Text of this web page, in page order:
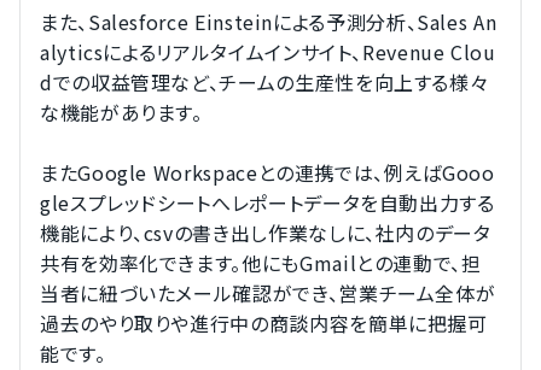
また、Salesforce Einsteinによる予測分析、Sales An
alyticsによるリアルタイムインサイト、Revenue Clou
dでの収益管理など、チームの生産性を向上する様々
な機能があります。
またGoogle Workspaceとの連携では、例えばGooo
gleスプレッドシートへレポートデータを自動出力する
機能により、csvの書き出し作業なしに、社内のデータ
共有を効率化できます。他にもGmailとの連動で、担
当者に紐づいたメール確認ができ、営業チーム全体が
過去のやり取りや進行中の商談内容を簡単に把握可
能です。